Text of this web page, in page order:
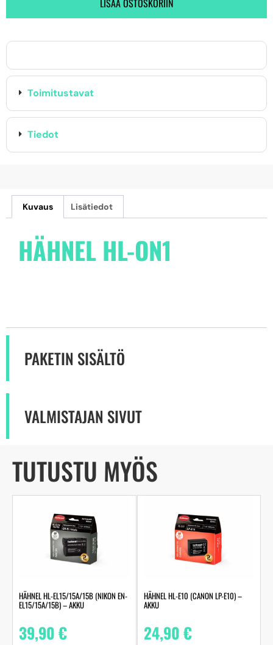
Toimitustavat
Tiedot
Kuvaus Lisätiedot
HÄHNEL HL-ON1
PAKETIN SISÄLTÖ
VALMISTAJAN SIVUT
TUTUSTU MYÖS
HÄHNEL HL-EL15/15A/15B (NIKON EN-
EL15/15A/15B) – AKKU
39,90€
HÄHNEL HL-E10 (CANON LP-E10) –
AKKU
24,90€